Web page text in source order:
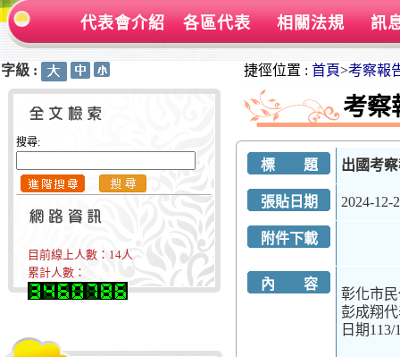
代表會介紹 各區代表 相關法規 訊
字級 :
搜尋:
目前線上人數： 14人
累計人數：
捷徑位置 : 首頁>考察報
考察
標 題 出國考
張貼日期 2024-12-
附件下載
內 容
彰化市
彭成翔代
日期113/